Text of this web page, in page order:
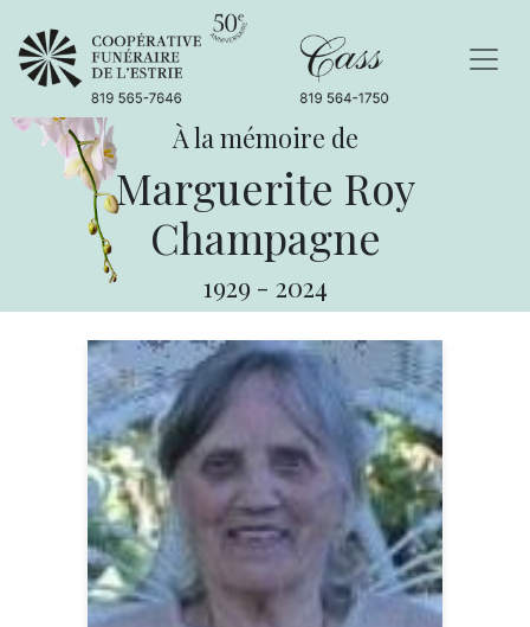
À la mémoire de
Marguerite Roy
Champagne
1929 - 2024